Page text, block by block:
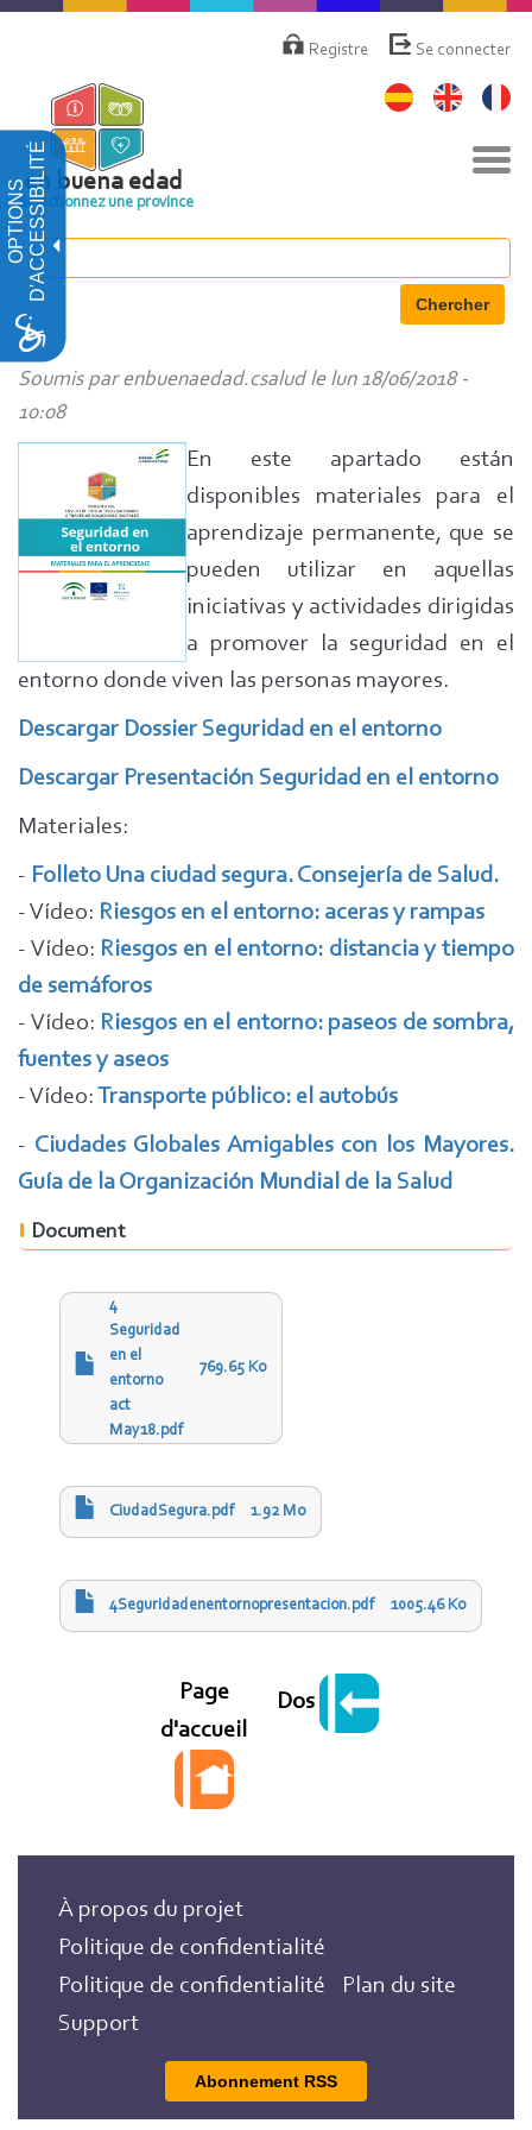
OPTIONSD'ACCESSIBILITÉ
Aller
principal
deRegistre Se connecter
la
en buena edad
Sélectionnez une province
Chercher
Soumis parenbuenaedad.csaludle lun 18/06/2018 -
10:08
En este apartado están
disponibles materiales para el
aprendizaje permanente, que se
pueden utilizar en aquellas
iniciativas y actividades dirigidas
a promover la seguridad en el
entorno donde viven las personas mayores.
Descargar Dossier Seguridad en el entorno
Descargar Presentación Seguridad en el entorno
Materiales:
- Folleto Una ciudad segura. Consejería de Salud.
- Vídeo: Riesgos en el entorno: aceras y rampas
- Vídeo: Riesgos en el entorno: distancia y tiempo
de semáforos
- Vídeo: Riesgos en el entorno: paseos de sombra,
fuentes y aseos
- Vídeo: Transporte público: el autobús
- Ciudades Globales Amigables con los Mayores.
Guía de la Organización Mundial de la Salud
Document
4
Seguridad
en el
entorno
act
May18.pdf
769.65 Ko
CiudadSegura.pdf 1.92 Mo
4Seguridadenentornopresentacion.pdf 1005.46 Ko
Page
d'accueil
Dos
À propos du projet
Politique de confidentialité
Politique de confidentialité
Plan du site
Support
Abonnement RSS